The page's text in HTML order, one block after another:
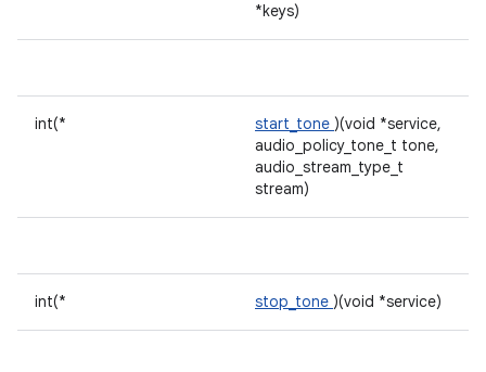
*keys)
int(* start_tone )(void *service,
audio_policy_tone_t tone,
audio_stream_type_t
stream)
int(* stop_tone )(void *service)